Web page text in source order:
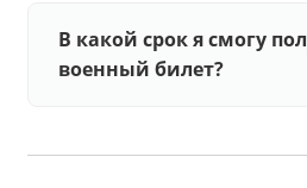
В какой срок я смогу
военный билет?